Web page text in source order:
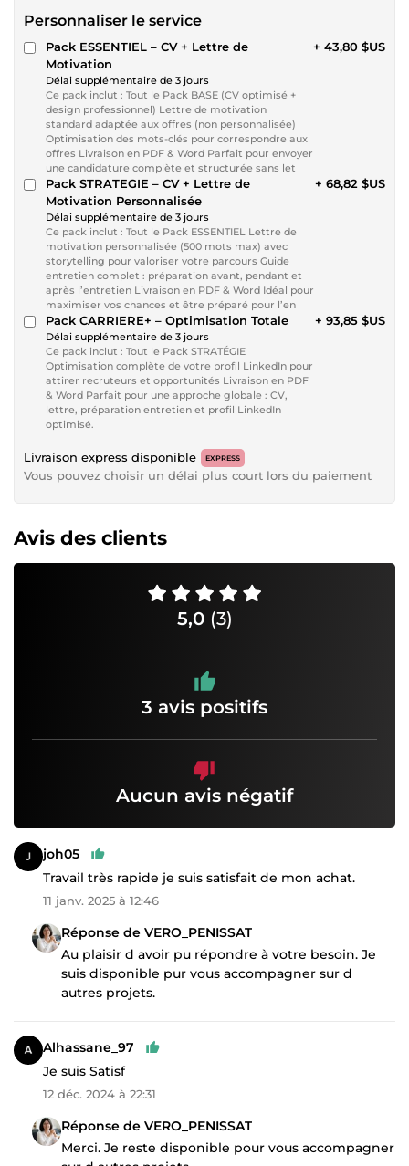
Personnaliser le service
Pack ESSENTIEL – CV + Lettre de
Motivation
Délai supplémentaire de 3 jours
Ce pack inclut : Tout le Pack BASE (CV optimisé +
design professionnel) Lettre de motivation
standard adaptée aux offres (non personnalisée)
Optimisation des mots-clés pour correspondre aux
offres Livraison en PDF & Word Parfait pour envoyer
une candidature complète et structurée sans let
+ 43,80 $US
Pack STRATEGIE – CV + Lettre de
Motivation Personnalisée
Délai supplémentaire de 3 jours
Ce pack inclut : Tout le Pack ESSENTIEL Lettre de
motivation personnalisée (500 mots max) avec
storytelling pour valoriser votre parcours Guide
entretien complet : préparation avant, pendant et
après l’entretien Livraison en PDF & Word Idéal pour
maximiser vos chances et être préparé pour l’en
+ 68,82 $US
Pack CARRIERE+ – Optimisation Totale
Délai supplémentaire de 3 jours
Ce pack inclut : Tout le Pack STRATÉGIE
Optimisation complète de votre profil LinkedIn pour
attirer recruteurs et opportunités Livraison en PDF
& Word Parfait pour une approche globale : CV,
lettre, préparation entretien et profil LinkedIn
optimisé.
+ 93,85 $US
Livraison express disponible EXPRESS
Vous pouvez choisir un délai plus court lors du paiement
Avis des clients
5,0 (3)
3 avis positifs
Aucun avis négatif
joh05
Travail très rapide je suis satisfait de mon achat.
11 janv. 2025 à 12:46
Réponse de VERO_PENISSAT
Au plaisir d avoir pu répondre à votre besoin. Je
suis disponible pur vous accompagner sur d
autres projets.
Alhassane_97
Je suis Satisf
12 déc. 2024 à 22:31
Réponse de VERO_PENISSAT
Merci. Je reste disponible pour vous accompagner